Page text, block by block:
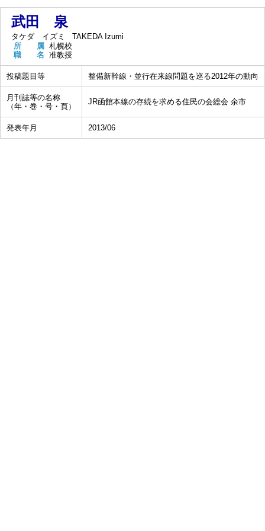
武田 泉
タケダ イズミ
TAKEDA Izumi
所 属 札幌校
職 名 准教授
投稿題目等 整備新幹線・並行在来線問題を巡る2012年の動向
月刊誌等の名称
（年・巻・号・頁）
JR函館本線の存続を求める住民の会総会 余市
発表年月 2013/06